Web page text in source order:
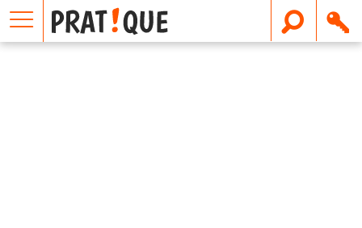
E
m
a